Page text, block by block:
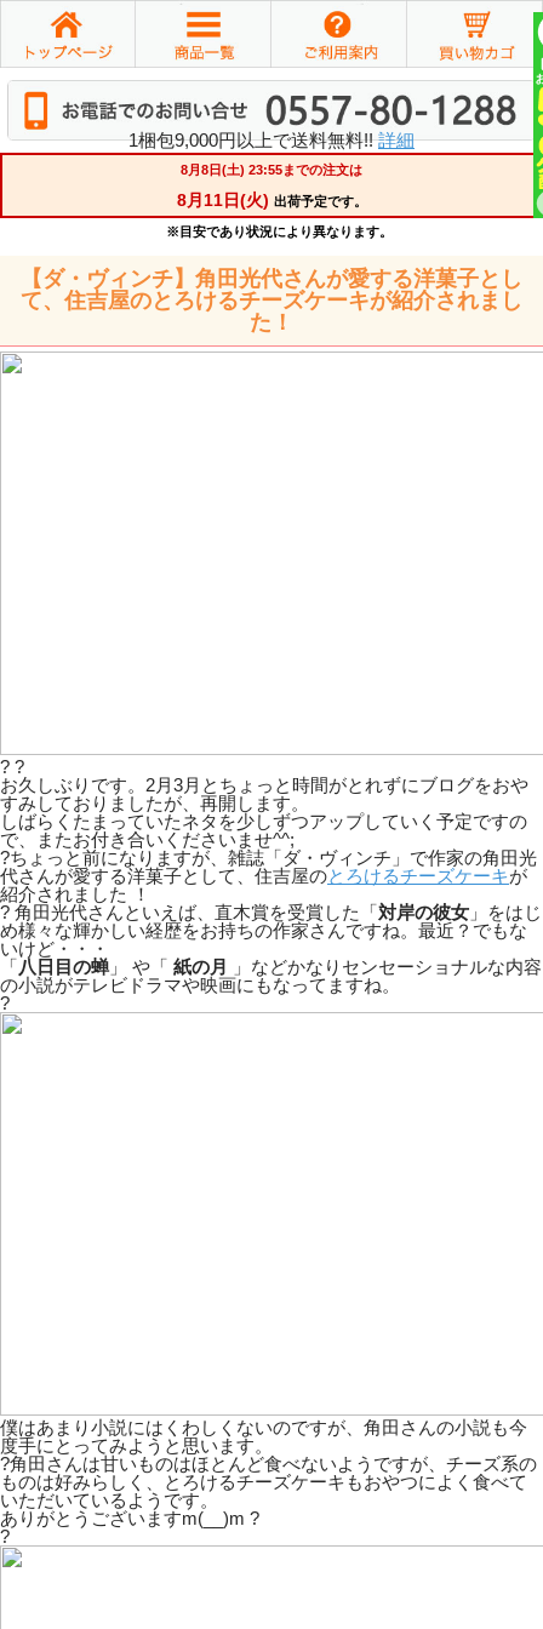
1梱包9,000円以上で送料無料!!詳細
【ダ・ヴィンチ】角田光代さんが愛する洋菓子とし
て、住吉屋のとろけるチーズケーキが紹介されまし
た！
? ?
お久しぶりです。2月3月とちょっと時間がとれずにブログをおや
すみしておりましたが、再開します。
しばらくたまっていたネタを少しずつアップしていく予定ですの
で、またお付き合いくださいませ^^;
?ちょっと前になりますが、雑誌「ダ・ヴィンチ」で作家の角田光
代さんが愛する洋菓子として、住吉屋のとろけるチーズケーキが
紹介されました ！
? 角田光代さんといえば、直木賞を受賞した「対岸の彼女 」をはじ
め様々な輝かしい経歴をお持ちの作家さんですね。最近？でもな
いけど・・・
「八日目の蝉」 や「 紙の月
」などかなりセンセーショナルな内容
の小説がテレビドラマや映画にもなってますね。
?
僕はあまり小説にはくわしくないのですが、角田さんの小説も今
度手にとってみようと思います。
?角田さんは甘いものはほとんど食べないようですが、チーズ系の
ものは好みらしく、とろけるチーズケーキもおやつによく食べて
いただいているようです。
ありがとうございますm(__)m ?
?